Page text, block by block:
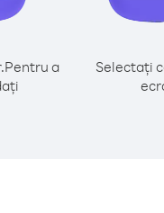
Pentru a
Selectați